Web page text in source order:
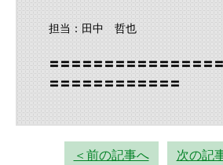
担当：田中 哲也
〓〓〓〓〓〓〓〓〓〓〓〓〓〓〓
〓〓〓〓〓〓〓〓〓〓〓〓
＜前の記事へ 次の記